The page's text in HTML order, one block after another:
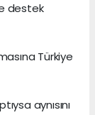
destek
Türkiye
aynısını